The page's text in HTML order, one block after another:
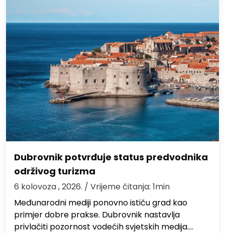
Dubrovnik potvrđuje status predvodnika
održivog turizma
6 kolovoza , 2026. / Vrijeme čitanja: 1min
Međunarodni mediji ponovno ističu grad kao
primjer dobre prakse. Dubrovnik nastavlja
privlačiti pozornost vodećih svjetskih medija.…